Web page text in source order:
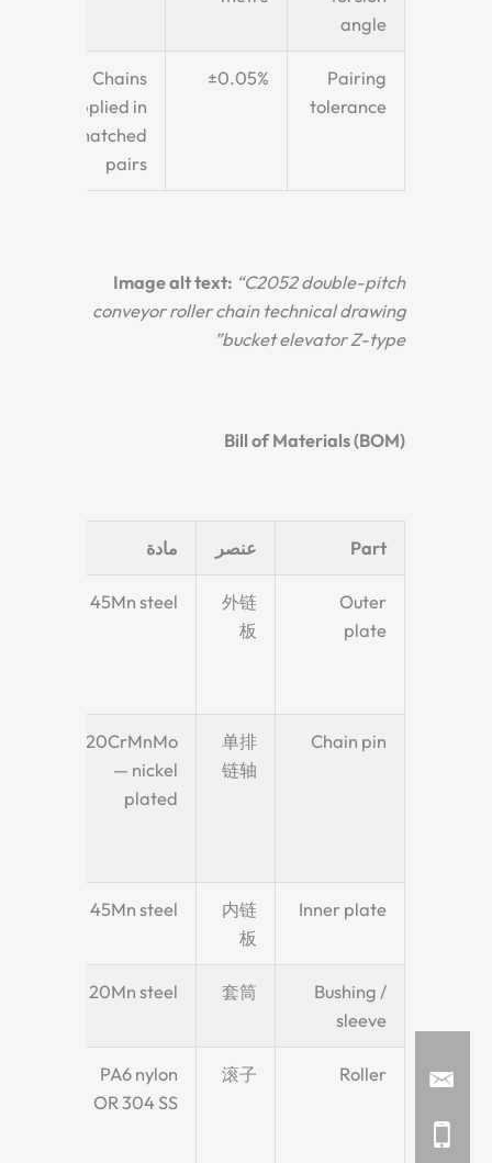
angle
Pairing
tolerance
±0.05%
Chains
supplied in
matched
pairs
Image alt text: “C2052 double-pitch
conveyor roller chain technical drawing
bucket elevator Z-type”
Bill of Materials (BOM)
Part عنصر مادة
Outer
plate
外链
板
45Mn steel
Chain pin
单排
链轴
20CrMnMo
— nickel
plated
Inner plate
内链
板
45Mn steel
Bushing /
sleeve
套筒
20Mn steel
Roller
滚子
PA6 nylon
OR 304 SS